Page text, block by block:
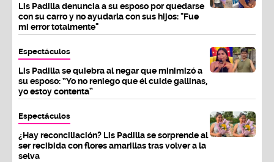
Lis Padilla denuncia a su esposo por quedarse
con su carro y no ayudarla con sus hijos: "Fue
mi error totalmente"
Espectáculos
Lis Padilla se quiebra al negar que minimizó a
su esposo: “Yo no reniego que él cuide gallinas,
yo estoy contenta”
Espectáculos
¿Hay reconciliación? Lis Padilla se sorprende al
ser recibida con flores amarillas tras volver a la
selva